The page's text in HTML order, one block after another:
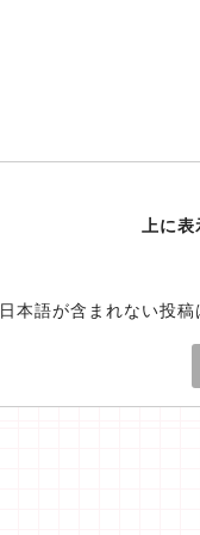
上に表
日本語が含まれない投